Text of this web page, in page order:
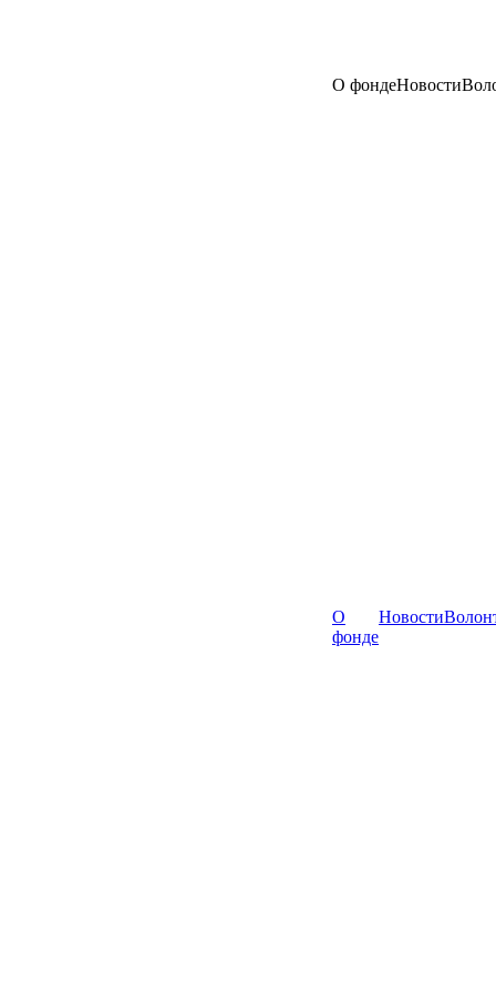
О фондеНовости
О
фонде
Новости